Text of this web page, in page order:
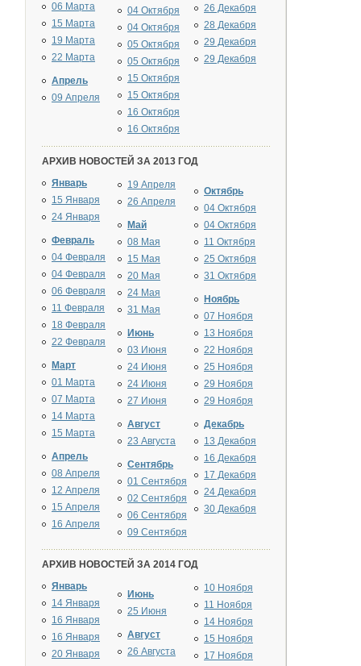
06 Марта
15 Марта
19 Марта
22 Марта
Апрель
09 Апреля
04 Октября
04 Октября
05 Октября
05 Октября
15 Октября
15 Октября
16 Октября
16 Октября
26 Декабря
28 Декабря
29 Декабря
29 Декабря
АРХИВ НОВОСТЕЙ ЗА 2013 ГОД
Январь
15 Января
24 Января
Февраль
04 Февраля
04 Февраля
06 Февраля
11 Февраля
18 Февраля
22 Февраля
Март
01 Марта
07 Марта
14 Марта
15 Марта
Апрель
08 Апреля
12 Апреля
15 Апреля
16 Апреля
19 Апреля
26 Апреля
Май
08 Мая
15 Мая
20 Мая
24 Мая
31 Мая
Июнь
03 Июня
24 Июня
24 Июня
27 Июня
Август
23 Августа
Сентябрь
01 Сентября
02 Сентября
06 Сентября
09 Сентября
Октябрь
04 Октября
04 Октября
11 Октября
25 Октября
31 Октября
Ноябрь
07 Ноября
13 Ноября
22 Ноября
25 Ноября
29 Ноября
29 Ноября
Декабрь
13 Декабря
16 Декабря
17 Декабря
24 Декабря
30 Декабря
АРХИВ НОВОСТЕЙ ЗА 2014 ГОД
Январь
14 Января
16 Января
16 Января
20 Января
Июнь
25 Июня
Август
26 Августа
10 Ноября
11 Ноября
14 Ноября
15 Ноября
17 Ноября